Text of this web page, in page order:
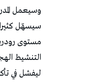
وسيعمل
سيسهّل
مستوى
التنشيط
ليفشل في